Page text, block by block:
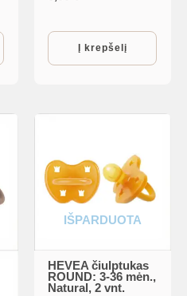
Į krepšelį
IŠPARDUOTA
HEVEA čiulptukas
ROUND: 3-36 mėn.,
Natural, 2 vnt.